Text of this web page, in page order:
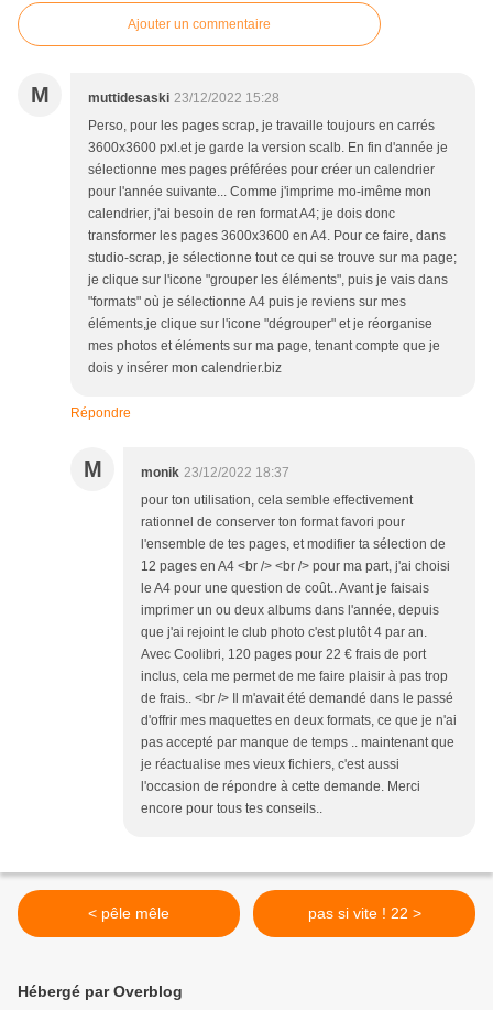
Ajouter un commentaire
M muttidesaski 23/12/2022 15:28
Perso, pour les pages scrap, je travaille toujours en carrés
3600x3600 pxl.et je garde la version scalb. En fin d'année je
sélectionne mes pages préférées pour créer un calendrier
pour l'année suivante... Comme j'imprime mo-imême mon
calendrier, j'ai besoin de ren format A4; je dois donc
transformer les pages 3600x3600 en A4. Pour ce faire, dans
studio-scrap, je sélectionne tout ce qui se trouve sur ma page;
je clique sur l'icone "grouper les éléments", puis je vais dans
"formats" où je sélectionne A4 puis je reviens sur mes
éléments,je clique sur l'icone "dégrouper" et je réorganise
mes photos et éléments sur ma page, tenant compte que je
dois y insérer mon calendrier.biz
Répondre
M monik 23/12/2022 18:37
pour ton utilisation, cela semble effectivement
rationnel de conserver ton format favori pour
l'ensemble de tes pages, et modifier ta sélection de
12 pages en A4 <br /> <br /> pour ma part, j'ai choisi
le A4 pour une question de coût.. Avant je faisais
imprimer un ou deux albums dans l'année, depuis
que j'ai rejoint le club photo c'est plutôt 4 par an.
Avec Coolibri, 120 pages pour 22 € frais de port
inclus, cela me permet de me faire plaisir à pas trop
de frais.. <br /> Il m'avait été demandé dans le passé
d'offrir mes maquettes en deux formats, ce que je n'ai
pas accepté par manque de temps .. maintenant que
je réactualise mes vieux fichiers, c'est aussi
l'occasion de répondre à cette demande. Merci
encore pour tous tes conseils..
< pêle mêle pas si vite ! 22 >
Hébergé par Overblog